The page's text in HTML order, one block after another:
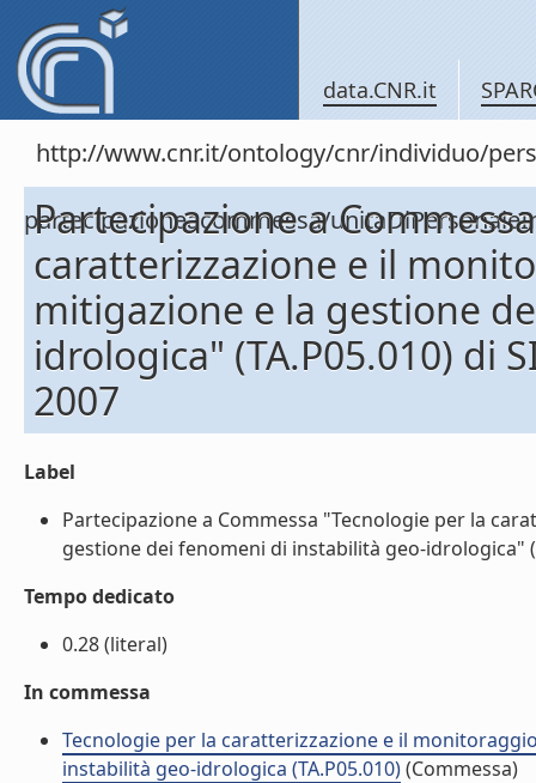
data.CNR.it
http://www.cnr.it/ontology/cnr/individuo/
partecipazioneacommessa/
Partecipazione a
caratterizzazione e il
mitigazione e la gestione
idrologica" (TA.P05.010) di
2007
Label
Partecipazione a Commessa "Tecnologie per la
gestione dei fenomeni di instabilità geo-idrologica"
Tempo dedicato
0.28 (literal)
In commessa
Tecnologie per la caratterizzazione e il
instabilità geo-idrologica (TA.P05.010)(Commessa)